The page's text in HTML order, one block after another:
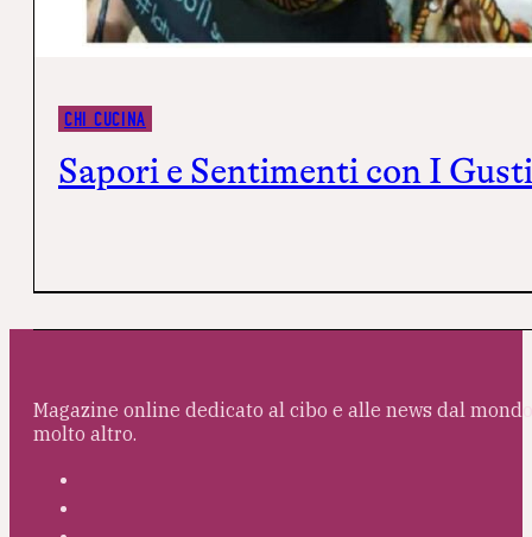
CHI CUCINA
Sapori e Sentimenti con I
Magazine online dedicato al cibo e alle news dal
molto altro.